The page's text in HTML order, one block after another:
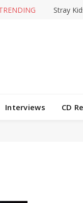
Hit-producer
Interviews CD